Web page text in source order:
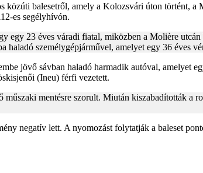
balesetről, amely a Kolozsvári úton történt, a
es segélyhívón.
23 éves váradi fiatal, miközben a Molière
haladó személygépjárművel, amelyet egy 36 éves
jövő sávban haladó harmadik autóval,
(Ineu) férfi vezetett.
mentésre szorult. Miután kiszabadították a
negatív lett. A nyomozást folytatják a baleset